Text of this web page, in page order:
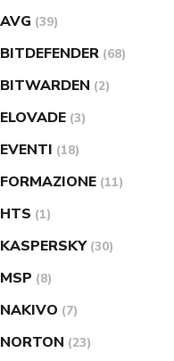
AVG (39)
BITDEFENDER (68)
BITWARDEN (2)
ELOVADE (3)
EVENTI (18)
FORMAZIONE (11)
HTS (1)
KASPERSKY (30)
MSP (8)
NAKIVO (7)
NORTON (23)